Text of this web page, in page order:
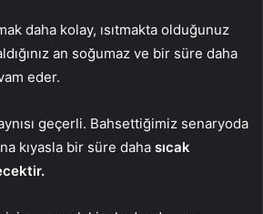
daha kolay, ısıtmakta olduğunuz
an soğumaz ve bir süre daha
eder.
geçerli. Bahsettiğimiz senaryoda
kıyasla bir süre daha sıcak